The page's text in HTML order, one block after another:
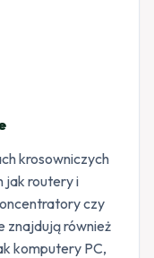
krosowniczych
jak routery i
czy
znajdują również
komputery PC,